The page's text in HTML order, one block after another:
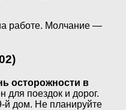
работе. Молчание —
осторожности в
для поездок и дорог.
й дом. Не планируйте